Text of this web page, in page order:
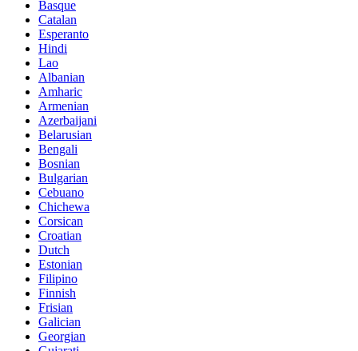
Basque
Catalan
Esperanto
Hindi
Lao
Albanian
Amharic
Armenian
Azerbaijani
Belarusian
Bengali
Bosnian
Bulgarian
Cebuano
Chichewa
Corsican
Croatian
Dutch
Estonian
Filipino
Finnish
Frisian
Galician
Georgian